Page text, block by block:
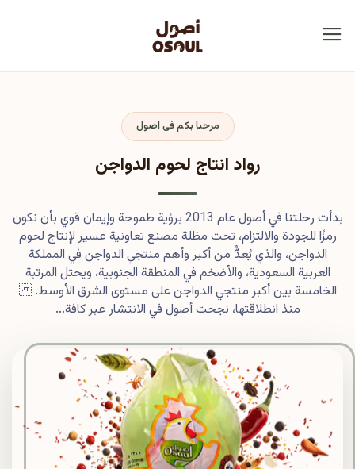
مرحبا بكم فى اصول
رواد انتاج لحوم الدواجن
بدأت رحلتنا في أصول عام 2013 برؤية طموحة وإيمان قوي بأن نكون
رمزًا للجودة والالتزام، تحت مظلة مصنع تعاونية عسير لإنتاج لحوم
الدواجن، والذي يُعدُّ من أكبر وأهم منتجي الدواجن في المملكة
العربية السعودية، والأضخم في المنطقة الجنوبية، ويحتل المرتبة
الخامسة بين أكبر منتجي الدواجن على مستوى الشرق الأوسط.
منذ انطلاقتها، نجحت أصول في الانتشار عبر كافة...